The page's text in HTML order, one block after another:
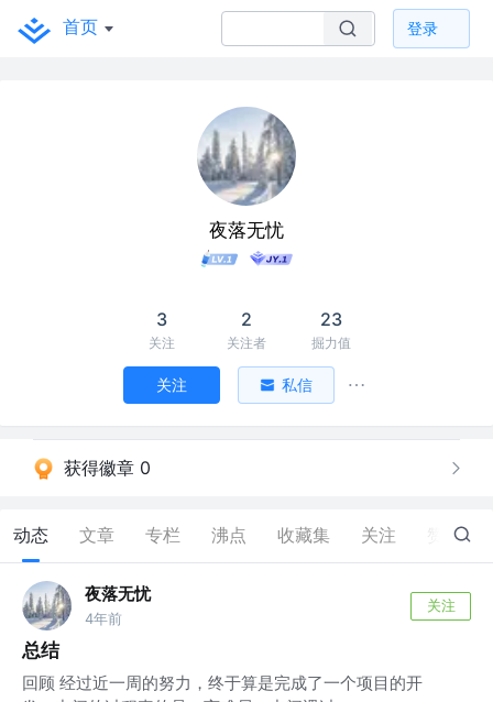
首页 登录
夜落无忧
3
关注
2
关注者
23
掘力值
关注 私信
获得徽章 0
动态 文章 专栏 沸点 收藏集 关注 7
夜落无忧
4年前
关注
总结
回顾 经过近一周的努力，终于算是完成了一个项目的开